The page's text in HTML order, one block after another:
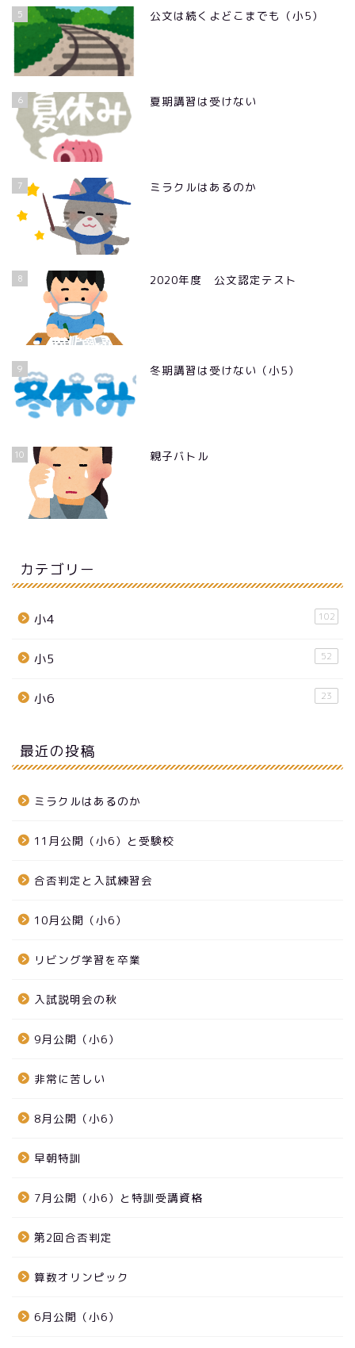
5 公文は続くよどこまでも（小5）
6 夏期講習は受けない
7 ミラクルはあるのか
8 2020年度 公文認定テスト
9 冬期講習は受けない（小5）
10 親子バトル
カテゴリー
小4 102
小5 52
小6 23
最近の投稿
ミラクルはあるのか
11月公開（小6）と受験校
合否判定と入試練習会
10月公開（小6）
リビング学習を卒業
入試説明会の秋
9月公開（小6）
非常に苦しい
8月公開（小6）
早朝特訓
7月公開（小6）と特訓受講資格
第2回合否判定
算数オリンピック
6月公開（小6）